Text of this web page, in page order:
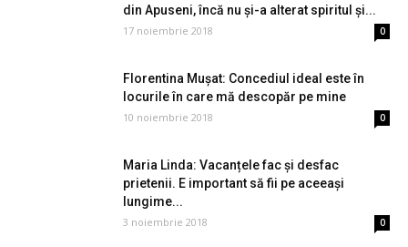
din Apuseni, încă nu și-a alterat spiritul și...
17 noiembrie 2018 0
Florentina Mușat: Concediul ideal este în
locurile în care mă descopăr pe mine
10 noiembrie 2018 0
Maria Linda: Vacanțele fac și desfac
prietenii. E important să fii pe aceeași
lungime...
3 noiembrie 2018 0